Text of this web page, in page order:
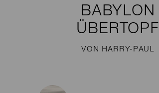
BABYLON
ÜBERTOPF
VON HARRY-PAUL